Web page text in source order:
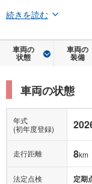
続きを読む
車両の
状態
車両の
装備
車両の状態
年式
(初年度登録)
走行距離 8km
法定点検 定期